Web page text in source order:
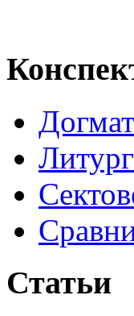
Статьи